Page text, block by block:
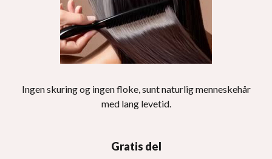
Ingen skuring og ingen floke, sunt naturlig menneskehår
med lang levetid.
Gratis del